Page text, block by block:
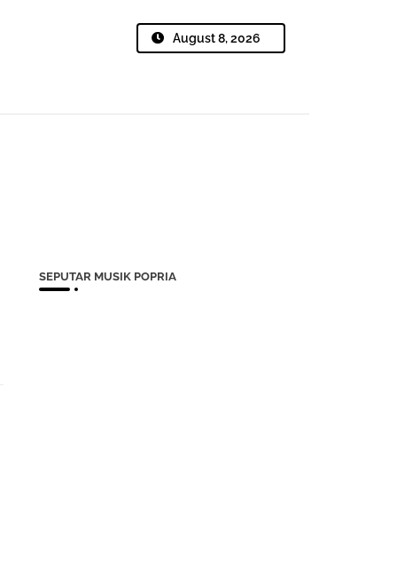
August 8, 2026
SEPUTAR MUSIK POPRIA